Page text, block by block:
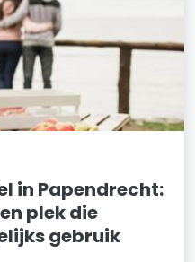
in Papendrecht:
plek die
gebruik